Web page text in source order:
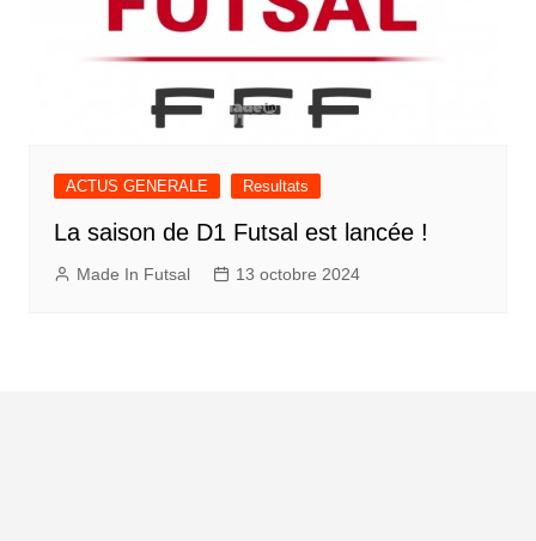
ACTUS GENERALE Resultats
La saison de D1 Futsal est lancée !
Made In Futsal 13 octobre 2024